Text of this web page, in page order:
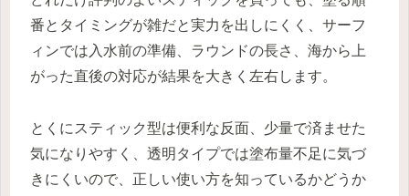
番とタイミングが雑だと実力を出しにくく、サーフ
ィンでは入水前の準備、ラウンドの長さ、海から上
がった直後の対応が結果を大きく左右します。
とくにスティック型は便利な反面、少量で済ませた
気になりやすく、透明タイプでは塗布量不足に気づ
きにくいので、正しい使い方を知っているかどうか